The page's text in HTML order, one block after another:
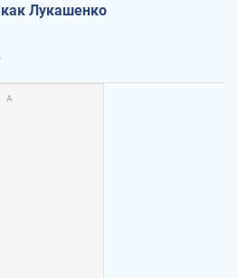
Лукашенко